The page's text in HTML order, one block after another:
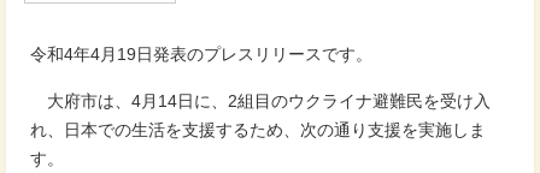
令和4年4月19日発表のプレスリリースです。
大府市は、4月14日に、2組目のウクライナ避難民を受け入
れ、日本での生活を支援するため、次の通り支援を実施しま
す。